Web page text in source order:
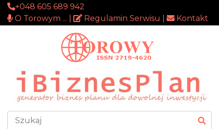
+048 605 689 942
O Torowym ... |
Regulamin Serwisu | Kontakt